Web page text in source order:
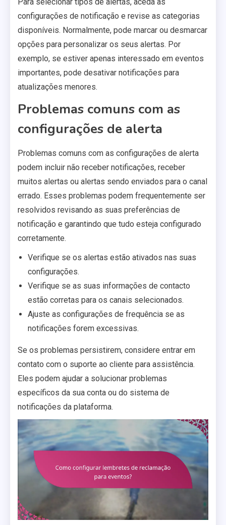
Para selecionar tipos de alertas, aceda às
configurações de notificação e revise as categorias
disponíveis. Normalmente, pode marcar ou desmarcar
opções para personalizar os seus alertas. Por
exemplo, se estiver apenas interessado em eventos
importantes, pode desativar notificações para
atualizações menores.
Problemas comuns com as
configurações de alerta
Problemas comuns com as configurações de alerta
podem incluir não receber notificações, receber
muitos alertas ou alertas sendo enviados para o canal
errado. Esses problemas podem frequentemente ser
resolvidos revisando as suas preferências de
notificação e garantindo que tudo esteja configurado
corretamente.
Verifique se os alertas estão ativados nas suas
configurações.
Verifique se as suas informações de contacto
estão corretas para os canais selecionados.
Ajuste as configurações de frequência se as
notificações forem excessivas.
Se os problemas persistirem, considere entrar em
contato com o suporte ao cliente para assistência.
Eles podem ajudar a solucionar problemas
específicos da sua conta ou do sistema de
notificações da plataforma.